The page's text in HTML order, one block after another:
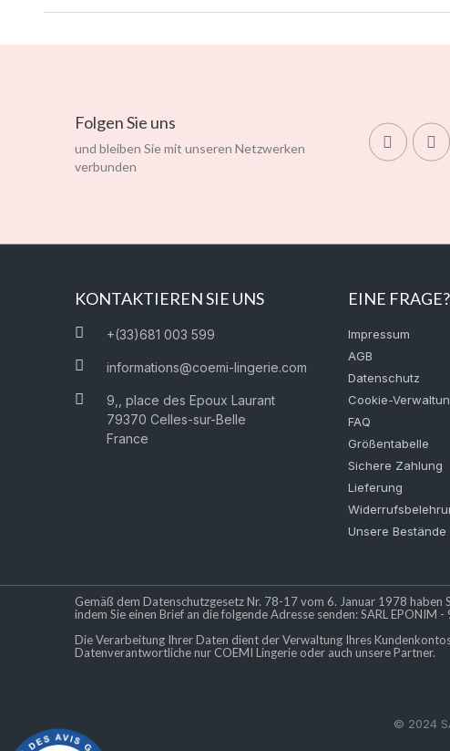
Folgen Sie uns
und bleiben Sie mit unseren Netzwerken
verbunden
KONTAKTIEREN SIE UNS
+(33)681 003 599
informations@coemi-lingerie.com
9,, place des Epoux Laurant
79370 Celles-sur-Belle
France
EINE FRAGE?
Impressum
AGB
Datenschutz
Cookie-
FAQ
Größentabelle
Sichere Zahlung
Lieferung
Unsere Bestände
Gemäß dem Datenschutzgesetz Nr. 78-17 vom 6. Januar 1978 haben
indem Sie einen Brief an die folgende Adresse senden: SARL EPONIM
Die Verarbeitung Ihrer Daten dient der Verwaltung Ihres
Datenverantwortliche nur COEMI Lingerie oder auch unsere Partner.
© 2024